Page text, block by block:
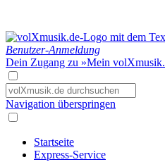
Benutzer-Anmeldung
Dein Zugang zu »Mein
Navigation überspringen
Startseite
Express-Service